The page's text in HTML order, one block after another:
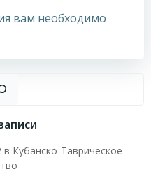
вам необходимо
Кубанско-Таврическое